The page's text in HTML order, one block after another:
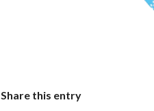
Share this entry